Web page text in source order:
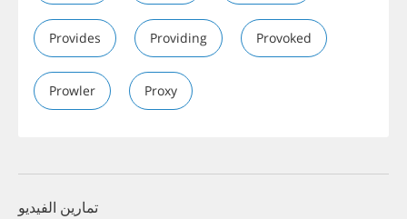
Provides Providing Provoked
Prowler Proxy
تمارين الفيديو